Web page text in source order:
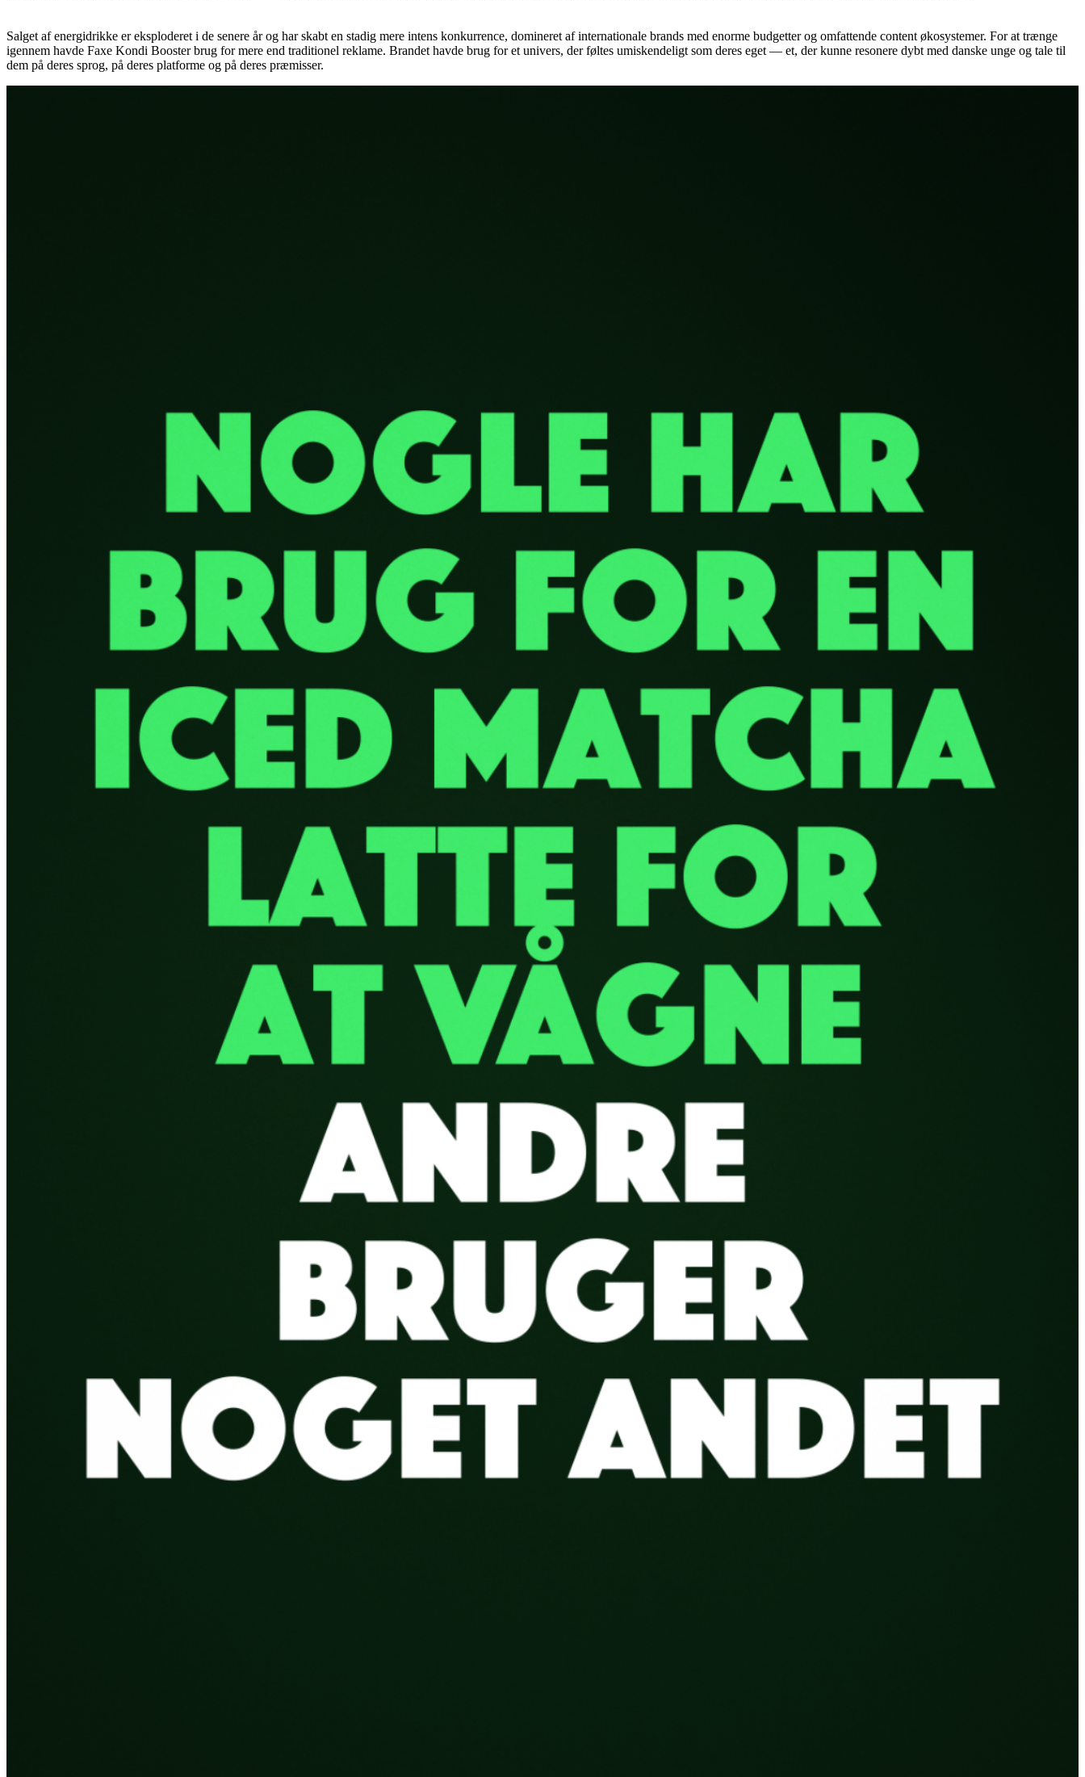
Salget af energidrikke er eksploderet i de senere år og har skabt en stadig mere intens konkurrence, domineret af internationale brands med enorme budgetter og omfattende content økosystemer. For at trænge
igennem havde Faxe Kondi Booster brug for mere end traditionel reklame. Brandet havde brug for et univers, der føltes umiskendeligt som deres eget — et, der kunne resonere dybt med danske unge og tale til
dem på deres sprog, på deres platforme og på deres præmisser.